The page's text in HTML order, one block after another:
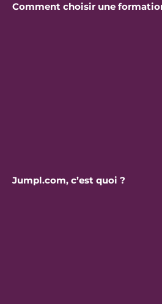
Comment choisir une
Jumpl.com, c’est quoi ?